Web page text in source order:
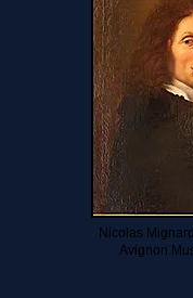
Nicolas
Avignon